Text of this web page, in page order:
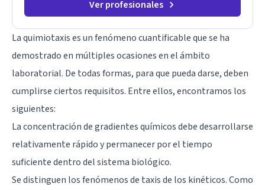
Ver profesionales
La quimiotaxis es un fenómeno cuantificable que se ha
demostrado en múltiples ocasiones en el ámbito
laboratorial. De todas formas, para que pueda darse, deben
cumplirse ciertos requisitos. Entre ellos, encontramos los
siguientes:
La concentración de gradientes químicos debe desarrollarse
relativamente rápido y permanecer por el tiempo
suficiente dentro del sistema biológico.
Se distinguen los fenómenos de taxis de los kinéticos. Como